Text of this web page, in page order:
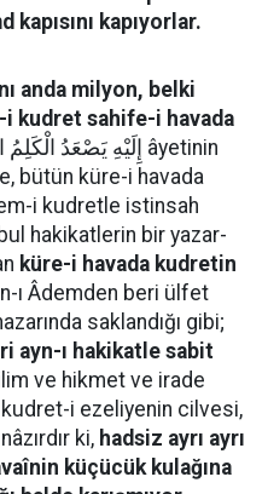
kapıyorlar.
anda milyon, belki
kudret sahife-i havada
bütün küre-i havada
i kudretle istinsah
hakikatlerin bir yazar-
küre-i havada kudretin
ı Âdemden beri ülfet
saklandığı gibi;
ayn-ı hakikatle sabit
ve hikmet ve irade
kudret-i ezeliyenin cilvesi,
ki, hadsiz ayrı ayrı
küçücük kulağına